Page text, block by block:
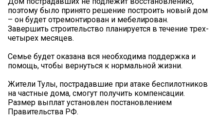
поэтому было принято решение построить новый дом
– он будет отремонтирован и мебелирован.
Завершить строительство планируется в течение трех-
четырех месяцев.
Семье будет оказана вся необходима поддержка и
помощь, чтобы вернуться к нормальной жизни.
Жители Тулы, пострадавшие при атаке беспилотников
на частные дома, смогут получить компенсации.
Размер выплат установлен постановлением
Правительства РФ.